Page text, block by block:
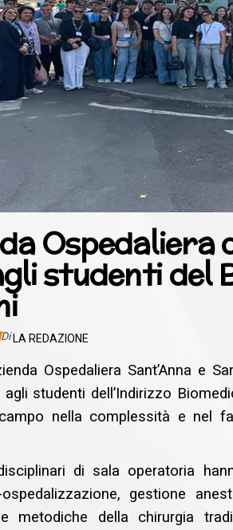
studenti del
Di LA REDAZIONE
Ospedaliera Sant’Anna e
studenti dell’Indirizzo
nella complessità e nel
di sala operatoria
gestione
metodiche della chirurgia